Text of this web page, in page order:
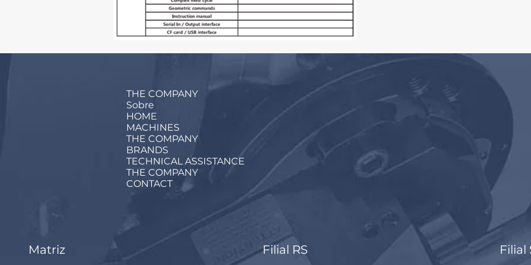
THE COMPANY
Sobre
HOME
MACHINES
THE COMPANY
BRANDS
TECHNICAL ASSISTANCE
THE COMPANY
CONTACT
Matriz Filial RS Filial